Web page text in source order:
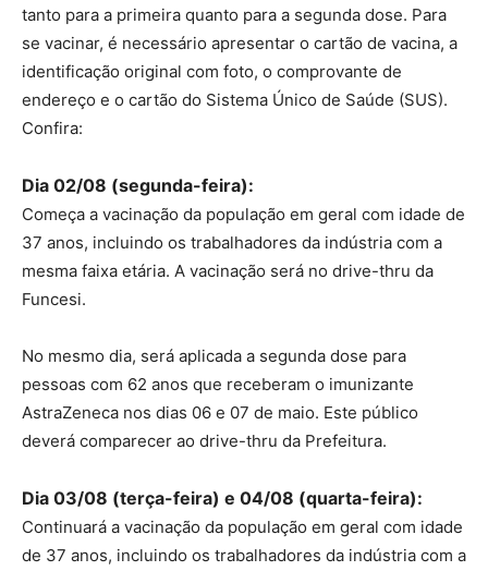
tanto para a primeira quanto para a segunda dose. Para
se vacinar, é necessário apresentar o cartão de vacina, a
identificação original com foto, o comprovante de
endereço e o cartão do Sistema Único de Saúde (SUS).
Confira:
Dia 02/08 (segunda-feira):
Começa a vacinação da população em geral com idade de
37 anos, incluindo os trabalhadores da indústria com a
mesma faixa etária. A vacinação será no drive-thru da
Funcesi.
No mesmo dia, será aplicada a segunda dose para
pessoas com 62 anos que receberam o imunizante
AstraZeneca nos dias 06 e 07 de maio. Este público
deverá comparecer ao drive-thru da Prefeitura.
Dia 03/08 (terça-feira) e 04/08 (quarta-feira):
Continuará a vacinação da população em geral com idade
de 37 anos, incluindo os trabalhadores da indústria com a